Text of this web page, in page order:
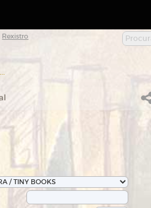
Rexistro